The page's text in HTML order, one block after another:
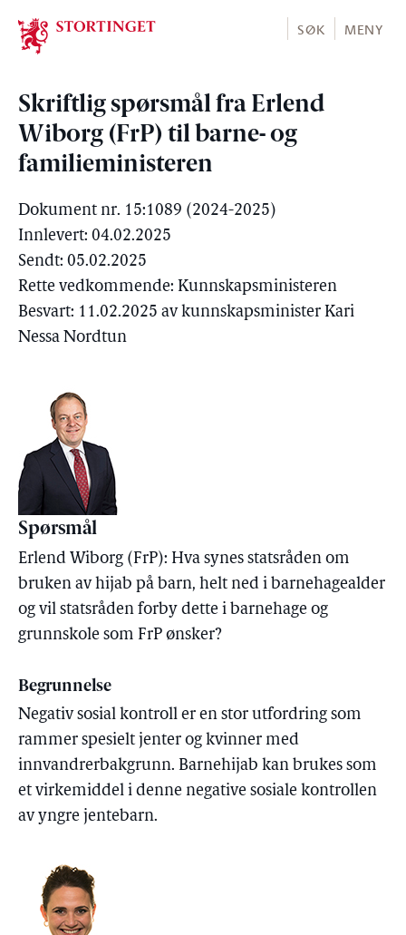
Stortinget.no
SØK MENY
Skriftlig spørsmål fra Erlend
Wiborg (FrP) til barne- og
familieministeren
Dokument nr. 15:1089 (2024-2025)
Innlevert: 04.02.2025
Sendt: 05.02.2025
Rette vedkommende: Kunnskapsministeren
Besvart: 11.02.2025 av kunnskapsminister Kari
Nessa Nordtun
Spørsmål
Erlend Wiborg (FrP): Hva synes statsråden om
bruken av hijab på barn, helt ned i barnehagealder
og vil statsråden forby dette i barnehage og
grunnskole som FrP ønsker?
Begrunnelse
Negativ sosial kontroll er en stor utfordring som
rammer spesielt jenter og kvinner med
innvandrerbakgrunn. Barnehijab kan brukes som
et virkemiddel i denne negative sosiale kontrollen
av yngre jentebarn.